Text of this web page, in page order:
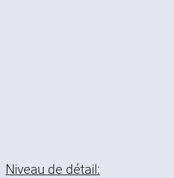
Niveau de détail: